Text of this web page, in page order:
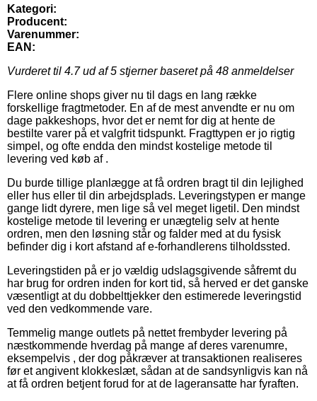
Kategori:
Producent:
Varenummer:
EAN:
Vurderet til 4.7ud af 5 stjerner baseret på 48 anmeldelser
Flere online shops giver nu til dags en lang række
forskellige fragtmetoder. En af de mest anvendte er nu om
dage pakkeshops, hvor det er nemt for dig at hente de
bestilte varer på et valgfrit tidspunkt. Fragttypen er jo rigtig
simpel, og ofte endda den mindst kostelige metode til
levering ved køb af .
Du burde tillige planlægge at få ordren bragt til din lejlighed
eller hus eller til din arbejdsplads. Leveringstypen er mange
gange lidt dyrere, men lige så vel meget ligetil. Den mindst
kostelige metode til levering er unægtelig selv at hente
ordren, men den løsning står og falder med at du fysisk
befinder dig i kort afstand af e-forhandlerens tilholdssted.
Leveringstiden på er jo vældig udslagsgivende såfremt du
har brug for ordren inden for kort tid, så herved er det ganske
væsentligt at du dobbelttjekker den estimerede leveringstid
ved den vedkommende vare.
Temmelig mange outlets på nettet frembyder levering på
næstkommende hverdag på mange af deres varenumre,
eksempelvis , der dog påkræver at transaktionen realiseres
før et angivent klokkeslæt, sådan at de sandsynligvis kan nå
at få ordren betjent forud for at de lageransatte har fyraften.